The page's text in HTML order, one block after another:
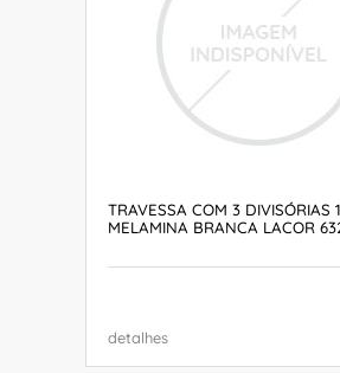
TRAVESSA COM 3 DIVISÓRIAS
MELAMINA BRANCA LACOR
detalhes